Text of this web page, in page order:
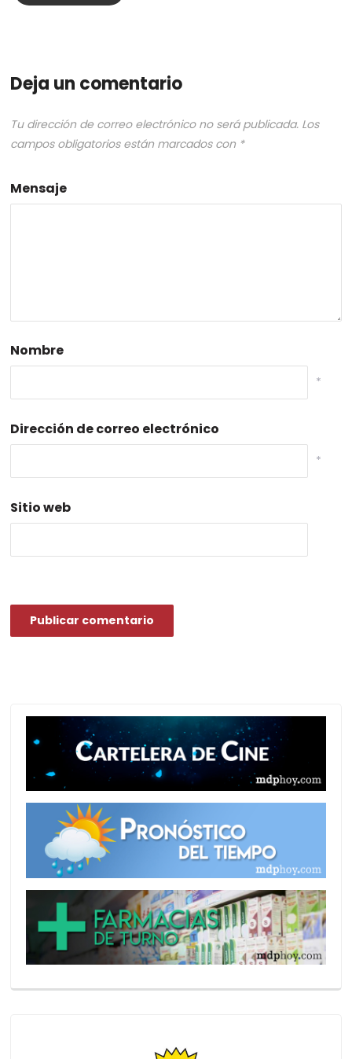
Deja un comentario
Tu dirección de correo electrónico no será publicada. Los
campos obligatorios están marcados con *
Mensaje
Nombre
*
Dirección de correo electrónico
*
Sitio web